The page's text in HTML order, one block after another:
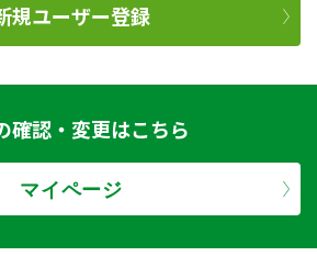
規ユーザー登録
確認・変更はこちら
マイページ